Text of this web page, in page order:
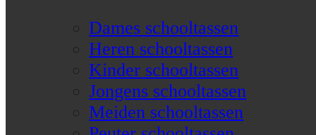
Dames schooltassen
Heren schooltassen
Kinder schooltassen
Jongens schooltassen
Meiden schooltassen